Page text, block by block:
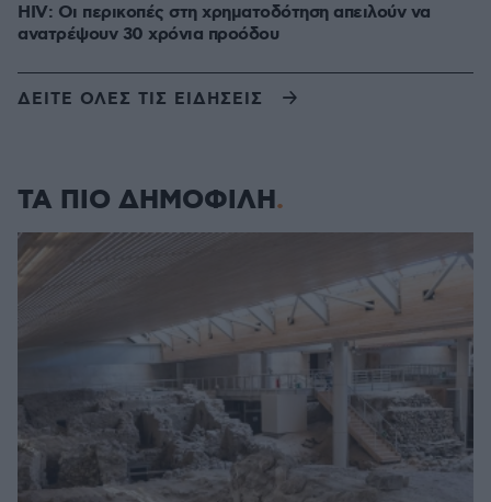
HIV: Οι περικοπές στη χρηματοδότηση απειλούν να
ανατρέψουν 30 χρόνια προόδου
ΔΕΙΤΕ ΟΛΕΣ ΤΙΣ ΕΙΔΗΣΕΙΣ
ΤΑ ΠΙΟ ΔΗΜΟΦΙΛΗ